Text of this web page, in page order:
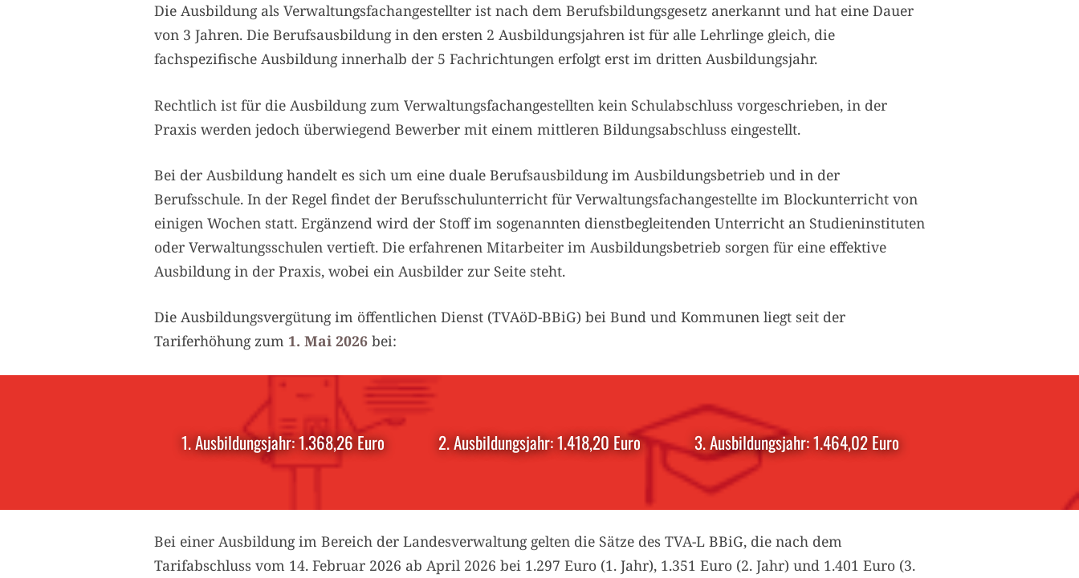
Die Ausbildung als Verwaltungsfachangestellter ist nach dem Berufsbildungsgesetz anerkannt und hat eine Dauer
von 3 Jahren. Die Berufsausbildung in den ersten 2 Ausbildungsjahren ist für alle Lehrlinge gleich, die
fachspezifische Ausbildung innerhalb der 5 Fachrichtungen erfolgt erst im dritten Ausbildungsjahr.
Rechtlich ist für die Ausbildung zum Verwaltungsfachangestellten kein Schulabschluss vorgeschrieben, in der
Praxis werden jedoch überwiegend Bewerber mit einem mittleren Bildungsabschluss eingestellt.
Bei der Ausbildung handelt es sich um eine duale Berufsausbildung im Ausbildungsbetrieb und in der
Berufsschule. In der Regel findet der Berufsschulunterricht für Verwaltungsfachangestellte im Blockunterricht von
einigen Wochen statt. Ergänzend wird der Stoff im sogenannten dienstbegleitenden Unterricht an Studieninstituten
oder Verwaltungsschulen vertieft. Die erfahrenen Mitarbeiter im Ausbildungsbetrieb sorgen für eine effektive
Ausbildung in der Praxis, wobei ein Ausbilder zur Seite steht.
Die Ausbildungsvergütung im öffentlichen Dienst (TVAöD-BBiG) bei Bund und Kommunen liegt seit der
Tariferhöhung zum 1. Mai 2026 bei:
1. Ausbildungsjahr: 1.368,26 Euro 2. Ausbildungsjahr: 1.418,20 Euro 3. Ausbildungsjahr: 1.464,02 Euro
Bei einer Ausbildung im Bereich der Landesverwaltung gelten die Sätze des TVA-L BBiG, die nach dem
Tarifabschluss vom 14. Februar 2026 ab April 2026 bei 1.297 Euro (1. Jahr), 1.351 Euro (2. Jahr) und 1.401 Euro (3.